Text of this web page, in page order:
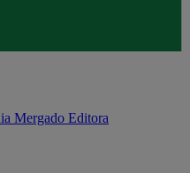
Mergado Editora